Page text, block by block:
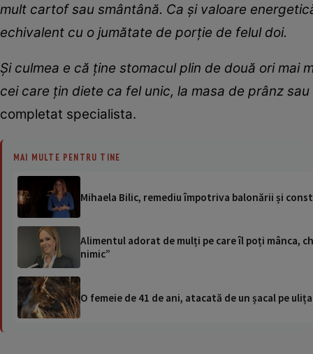
mult cartof sau smântână. Ca și valoare
echivalent cu o jumătate de porție de felul doi.
Și culmea e că ține stomacul plin de două ori
cei care țin diete ca fel unic, la masa de prânz
completat specialista.
MAI MULTE PENTRU TINE
Mihaela Bilic, remediu împotriva balonării și
Alimentul adorat de mulți pe care îl poți mânca,
nimic”
O femeie de 41 de ani, atacată de un șacal pe